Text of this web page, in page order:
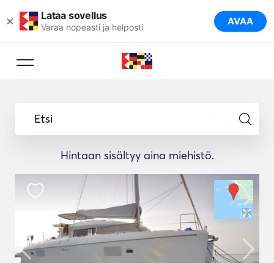
× Lataa sovellus
Varaa nopeasti ja helposti AVAA
Etsi
Hintaan sisältyy aina miehistö.